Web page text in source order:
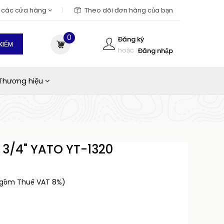
cửa hàng Theo dõi đơn hàng của bạn
Đăng ký
hoặc Đăng nhập
0
hiệu
4" YATO YT-1320
Thuế VAT 8%)